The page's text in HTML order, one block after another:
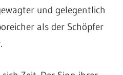
und gelegentlich
als der Schöpfer